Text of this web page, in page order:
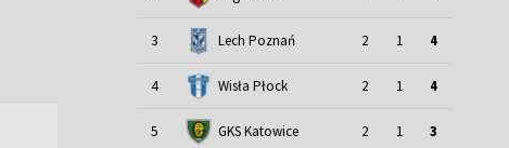
3 Lech Poznań 2 1 4
4 Wisła Płock 2 1 4
5 GKS Katowice 2 1 3